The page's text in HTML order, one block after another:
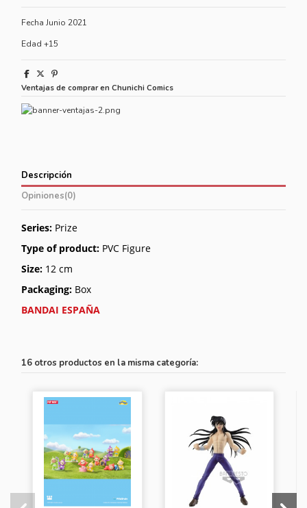
Fecha Junio 2021
Edad +15
Ventajas de comprar en Chunichi Comics
Descripción
Opiniones(0)
Series: Prize
Type of product: PVC Figure
Size: 12 cm
Packaging: Box
BANDAI ESPAÑA
16 otros productos en la misma categoría: